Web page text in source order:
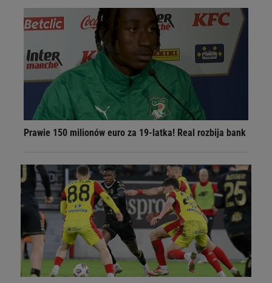
Prawie 150 milionów euro za 19-latka! Real rozbija bank